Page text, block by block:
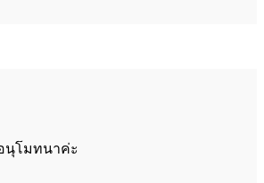
โมทนาค่ะ